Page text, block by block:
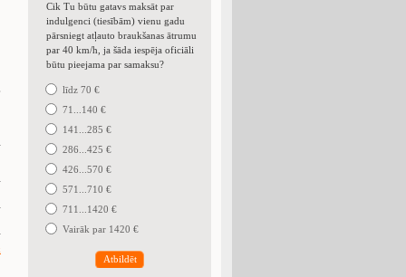
Cik Tu būtu gatavs maksāt par
indulgenci (tiesībām) vienu gadu
pārsniegt atļauto braukšanas ātrumu
par 40 km/h, ja šāda iespēja oficiāli
būtu pieejama par samaksu?
līdz 70 €
71...140 €
141...285 €
286...425 €
426...570 €
571...710 €
711...1420 €
Vairāk par 1420 €
Atbildēt